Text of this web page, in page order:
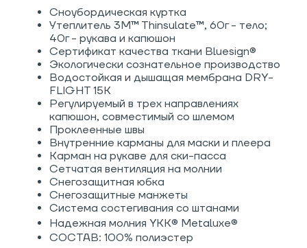
Сноубордическая куртка
Утеплитель 3M™ Thinsulate™, 60г - тело;
40г - рукава и капюшон
Сертификат качества ткани Bluesign®
Экологически сознательное производство
Водостойкая и дышащая мембрана DRY-
FLIGHT 15K
Регулируемый в трех направлениях
капюшон, совместимый со шлемом
Проклеенные швы
Внутренние карманы для маски и плеера
Карман на рукаве для ски-пасса
Сетчатая вентиляция на молнии
Снегозащитная юбка
Снегозащитные манжеты
Система состегивания со штанами
Надежная молния YKK® Metaluxe®
СОСТАВ: 100% полиэстер